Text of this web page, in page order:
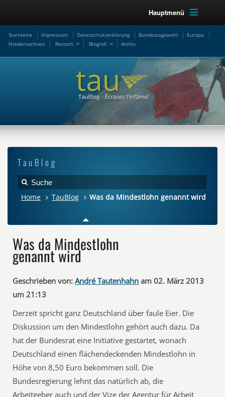
Hauptmenü
Startseite Impressum Datenschutzerklärung Bundestagswahl
Europa
Niedersachsen
Ressort Blogroll Archiv
TauBlog
Home TauBlog Was da Mindestlohn genannt wird
Was da Mindestlohn
genannt wird
Geschrieben von: André Tautenhahn am 02. März 2013
um 21:13
Derzeit spricht ganz Deutschland über faule Eier. Die
Diskussion um den Mindestlohn gehört auch dazu. Da
hat der Bundesrat eine Initiative gestartet, wonach
Deutschland einen flächendeckenden Mindestlohn in
Höhe von 8,50 Euro bekommen soll. Die
Bundesregierung lehnt das natürlich ab, die
Arbeitgeber auch und der Vize der Agentur für Arbeit